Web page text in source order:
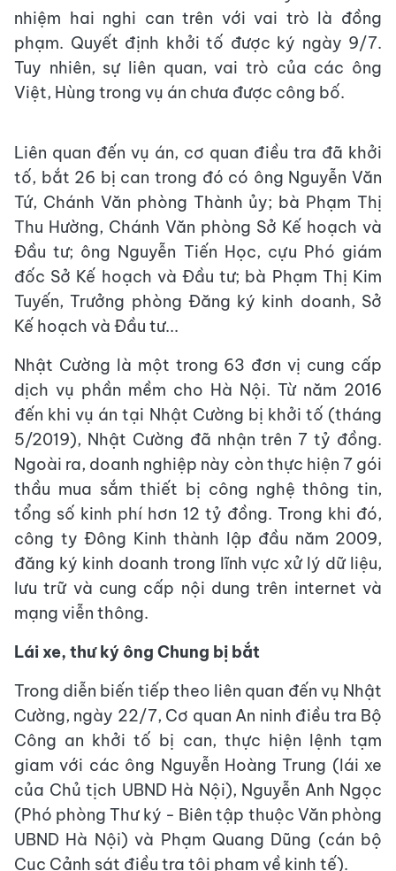
nhiệm hai nghi can trên với vai trò là đồng
phạm. Quyết định khởi tố được ký ngày 9/7.
Tuy nhiên, sự liên quan, vai trò của các ông
Việt, Hùng trong vụ án chưa được công bố.
Liên quan đến vụ án, cơ quan điều tra đã khởi
tố, bắt 26 bị can trong đó có ông Nguyễn Văn
Tứ, Chánh Văn phòng Thành ủy; bà Phạm Thị
Thu Hường, Chánh Văn phòng Sở Kế hoạch và
Đầu tư; ông Nguyễn Tiến Học, cựu Phó giám
đốc Sở Kế hoạch và Đầu tư; bà Phạm Thị Kim
Tuyến, Trưởng phòng Đăng ký kinh doanh, Sở
Kế hoạch và Đầu tư...
Nhật Cường là một trong 63 đơn vị cung cấp
dịch vụ phần mềm cho Hà Nội. Từ năm 2016
đến khi vụ án tại Nhật Cường bị khởi tố (tháng
5/2019), Nhật Cường đã nhận trên 7 tỷ đồng.
Ngoài ra, doanh nghiệp này còn thực hiện 7 gói
thầu mua sắm thiết bị công nghệ thông tin,
tổng số kinh phí hơn 12 tỷ đồng. Trong khi đó,
công ty Đông Kinh thành lập đầu năm 2009,
đăng ký kinh doanh trong lĩnh vực xử lý dữ liệu,
lưu trữ và cung cấp nội dung trên internet và
mạng viễn thông.
Lái xe, thư ký ông Chung bị bắt
Trong diễn biến tiếp theo liên quan đến vụ Nhật
Cường, ngày 22/7, Cơ quan An ninh điều tra Bộ
Công an khởi tố bị can, thực hiện lệnh tạm
giam với các ông Nguyễn Hoàng Trung (lái xe
của Chủ tịch UBND Hà Nội), Nguyễn Anh Ngọc
(Phó phòng Thư ký - Biên tập thuộc Văn phòng
UBND Hà Nội) và Phạm Quang Dũng (cán bộ
Cục Cảnh sát điều tra tội phạm về kinh tế).